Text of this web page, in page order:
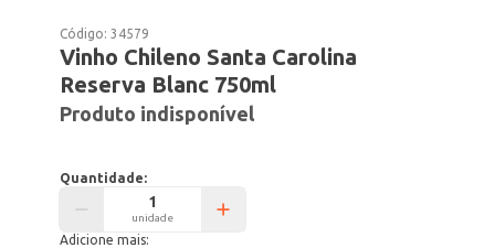
Código:34579
Vinho Chileno Santa Carolina
Reserva Blanc 750ml
Produto indisponível
Quantidade:
unidade
Adicione mais: